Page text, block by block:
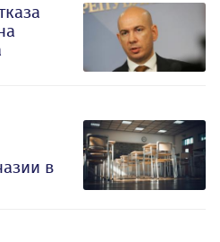
в